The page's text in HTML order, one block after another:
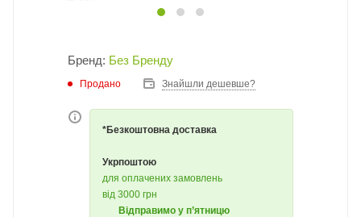
Бренд: Без Бренду
Продано Знайшли дешевше?
*Безкоштовна доставка
Укрпоштою
для оплачених замовлень
від 3000 грн
Відправимо у п’ятницю